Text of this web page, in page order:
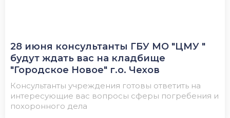
28 июня консультанты ГБУ МО "ЦМУ "
будут ждать вас на кладбище
"Городское Новое" г.о. Чехов
Консультанты учреждения готовы ответить на
интересующие вас вопросы сферы погребения и
похоронного дела